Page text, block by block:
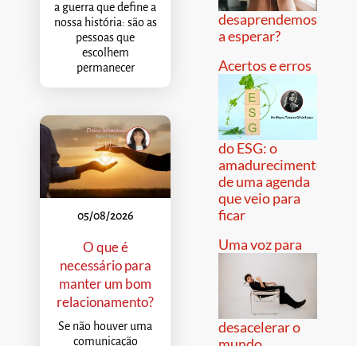
a guerra que define a
nossa história: são as
pessoas que
escolhem
permanecer
05/08/2026
O que é
necessário para
manter um bom
relacionamento?
Se não houver uma
comunicação
desaprendemos
a esperar?
Acertos e erros
do ESG: o
amadurecimento
de uma agenda
que veio para
ficar
Uma voz para
desacelerar o